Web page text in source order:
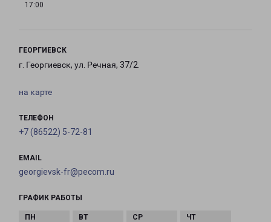
17:00
ГЕОРГИЕВСК
г. Георгиевск, ул. Речная, 37/2.
на карте
ТЕЛЕФОН
+7 (86522) 5-72-81
EMAIL
georgievsk-fr@pecom.ru
ГРАФИК РАБОТЫ